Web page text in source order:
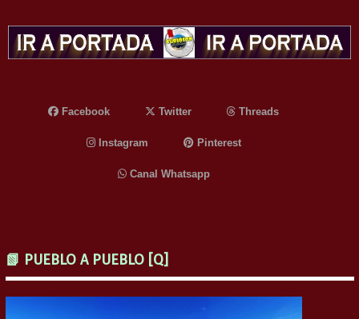
Facebook Twitter Threads
Instagram Pinterest
Canal Whatsapp
📗 PUEBLO A PUEBLO [Q]